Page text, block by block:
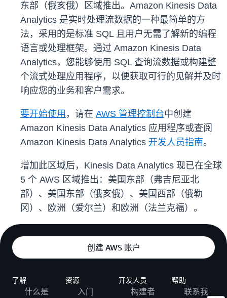
东部（俄亥俄）区域推出。Amazon Kinesis Data
Analytics 是实时处理流数据的一种最简单的方
法，采用的是标准 SQL 且用户无需了解新的编程
语言或处理框架。通过 Amazon Kinesis Data
Analytics，您能够使用 SQL 查询流数据或构建整
个流式处理应用程序，以便获取可行的见解并及时
响应您的业务和客户需求。
要开始使用 ，请在 AWS 管理控制台中创建
Amazon Kinesis Data Analytics 应用程序或查阅
Amazon Kinesis Data Analytics 开发人员指南。
增加此区域后，Kinesis Data Analytics 现已在全球
5 个 AWS 区域推出：美国东部（弗吉尼亚北
部）、美国东部（俄亥俄）、美国西部（俄勒
冈）、欧洲（爱尔兰）和欧洲（法兰克福）。
创建 AWS 账户
了解
什么是
资源
入门
开发人员
构建者
帮助
联系我